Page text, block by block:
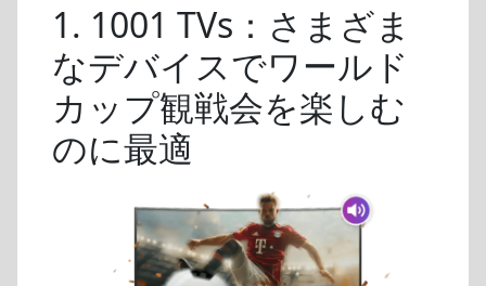
1. 1001 TVs：さまざま
なデバイスでワールド
カップ観戦会を楽しむ
のに最適